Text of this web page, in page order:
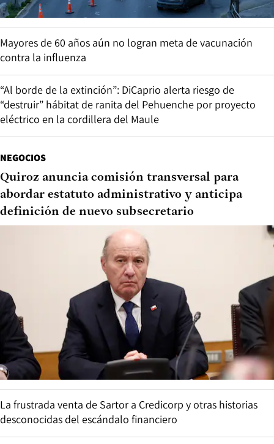
Mayores de 60 años aún no logran meta de vacunación
contra la influenza
“Al borde de la extinción”: DiCaprio alerta riesgo de
“destruir” hábitat de ranita del Pehuenche por proyecto
eléctrico en la cordillera del Maule
NEGOCIOS
Quiroz anuncia comisión transversal para
abordar estatuto administrativo y anticipa
definición de nuevo subsecretario
La frustrada venta de Sartor a Credicorp y otras historias
desconocidas del escándalo financiero